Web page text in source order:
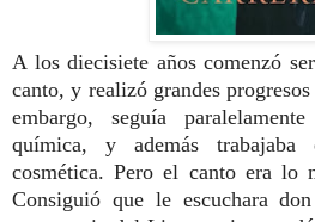
A los diecisiete años comenzó
canto, y realizó grandes
embargo, seguía
química, y además
cosmética. Pero el canto era lo
Consiguió que le escuchara